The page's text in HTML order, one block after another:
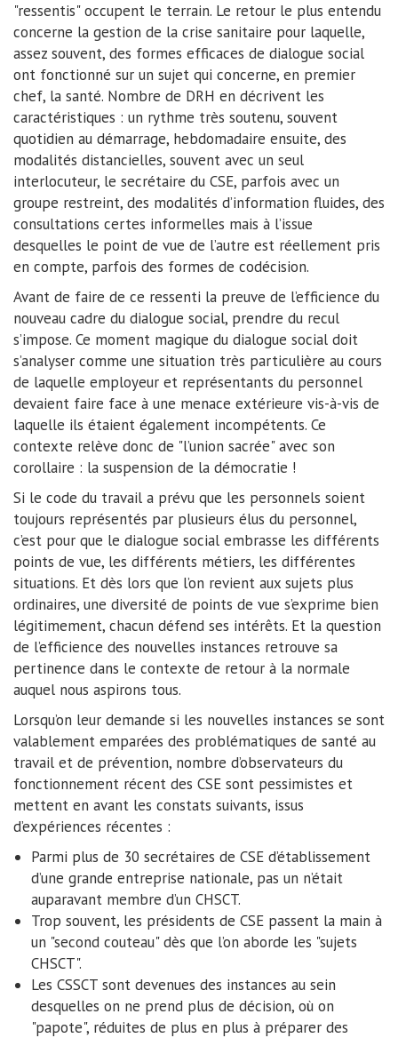
"ressentis" occupent le terrain. Le retour le plus entendu
concerne la gestion de la crise sanitaire pour laquelle,
assez souvent, des formes efficaces de dialogue social
ont fonctionné sur un sujet qui concerne, en premier
chef, la santé. Nombre de DRH en décrivent les
caractéristiques : un rythme très soutenu, souvent
quotidien au démarrage, hebdomadaire ensuite, des
modalités distancielles, souvent avec un seul
interlocuteur, le secrétaire du CSE, parfois avec un
groupe restreint, des modalités d’information fluides, des
consultations certes informelles mais à l’issue
desquelles le point de vue de l’autre est réellement pris
en compte, parfois des formes de codécision.
Avant de faire de ce ressenti la preuve de l’efficience du
nouveau cadre du dialogue social, prendre du recul
s’impose. Ce moment magique du dialogue social doit
s’analyser comme une situation très particulière au cours
de laquelle employeur et représentants du personnel
devaient faire face à une menace extérieure vis-à-vis de
laquelle ils étaient également incompétents. Ce
contexte relève donc de "l’union sacrée" avec son
corollaire : la suspension de la démocratie !
Si le code du travail a prévu que les personnels soient
toujours représentés par plusieurs élus du personnel,
c’est pour que le dialogue social embrasse les différents
points de vue, les différents métiers, les différentes
situations. Et dès lors que l’on revient aux sujets plus
ordinaires, une diversité de points de vue s’exprime bien
légitimement, chacun défend ses intérêts. Et la question
de l’efficience des nouvelles instances retrouve sa
pertinence dans le contexte de retour à la normale
auquel nous aspirons tous.
Lorsqu’on leur demande si les nouvelles instances se sont
valablement emparées des problématiques de santé au
travail et de prévention, nombre d’observateurs du
fonctionnement récent des CSE sont pessimistes et
mettent en avant les constats suivants, issus
d’expériences récentes :
Parmi plus de 30 secrétaires de CSE d’établissement
d’une grande entreprise nationale, pas un n’était
auparavant membre d’un CHSCT.
Trop souvent, les présidents de CSE passent la main à
un "second couteau" dès que l’on aborde les "sujets
CHSCT".
Les CSSCT sont devenues des instances au sein
desquelles on ne prend plus de décision, où on
"papote", réduites de plus en plus à préparer des